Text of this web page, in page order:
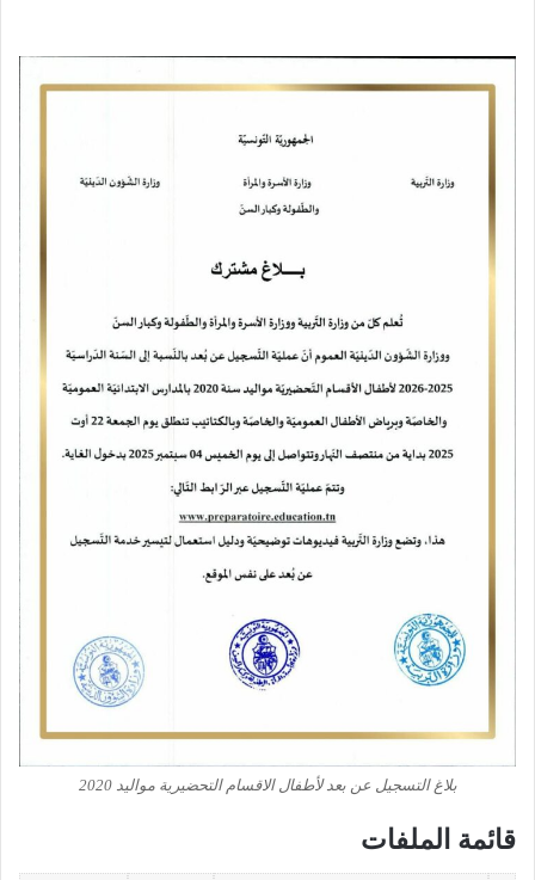
بلاغ التسجيل عن بعد لأطفال الاقسام التحضيرية مواليد 2020
قائمة الملفات